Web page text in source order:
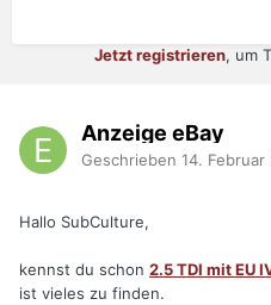
Jetzt registrieren, um
Anzeige eBay
Geschrieben 14. Februar
Hallo SubCulture,
kennst du schon 2.5 TDI mit EU
ist vieles zu finden.